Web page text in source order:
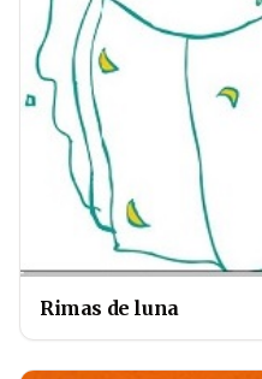
Rimas de luna